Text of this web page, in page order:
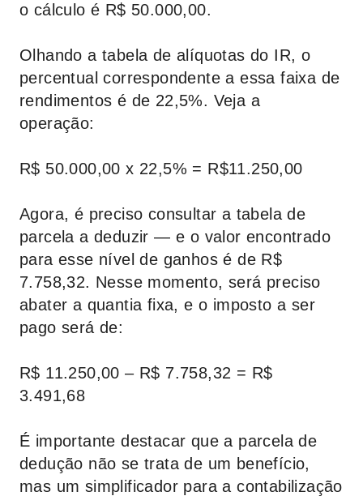
o cálculo é R$ 50.000,00.
Olhando a tabela de alíquotas do IR, o
percentual correspondente a essa faixa de
rendimentos é de 22,5%. Veja a
operação:
R$ 50.000,00 x 22,5% = R$11.250,00
Agora, é preciso consultar a tabela de
parcela a deduzir — e o valor encontrado
para esse nível de ganhos é de R$
7.758,32. Nesse momento, será preciso
abater a quantia fixa, e o imposto a ser
pago será de:
R$ 11.250,00 – R$ 7.758,32 = R$
3.491,68
É importante destacar que a parcela de
dedução não se trata de um benefício,
mas um simplificador para a contabilização